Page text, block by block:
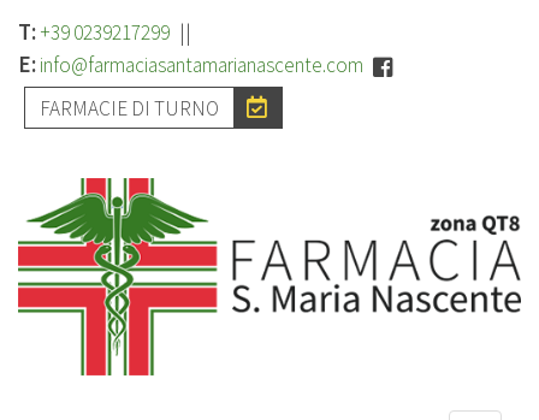
T:+39 0239217299 ||
E:info@farmaciasantamarianascente.com
FARMACIE DI TURNO